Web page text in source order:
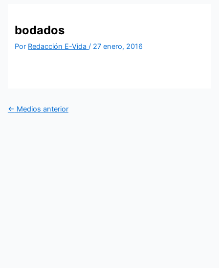
contenido
bodados
Por Redacción E-Vida/ 27 enero, 2016
← Medios anterior